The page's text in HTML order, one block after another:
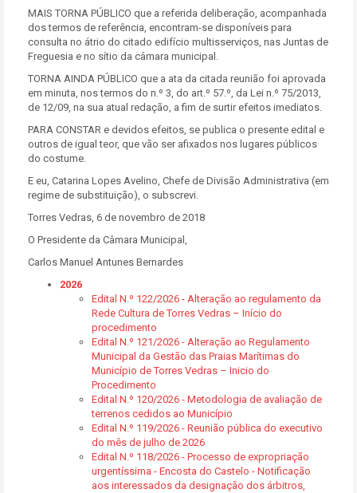
MAIS TORNA PÚBLICO que a referida deliberação, acompanhada
dos termos de referência, encontram-se disponíveis para
consulta no átrio do citado edifício multisserviços, nas Juntas de
Freguesia e no sítio da câmara municipal.
TORNA AINDA PÚBLICO que a ata da citada reunião foi aprovada
em minuta, nos termos do n.º 3, do art.º 57.º, da Lei n.º 75/2013,
de 12/09, na sua atual redação, a fim de surtir efeitos imediatos.
PARA CONSTAR e devidos efeitos, se publica o presente edital e
outros de igual teor, que vão ser afixados nos lugares públicos
do costume.
E eu, Catarina Lopes Avelino, Chefe de Divisão Administrativa (em
regime de substituição), o subscrevi.
Torres Vedras, 6 de novembro de 2018
O Presidente da Câmara Municipal,
Carlos Manuel Antunes Bernardes
2026
Edital N.º 122/2026 - Alteração ao regulamento da
Rede Cultura de Torres Vedras – Início do
procedimento
Edital N.º 121/2026 - Alteração ao Regulamento
Municipal da Gestão das Praias Marítimas do
Município de Torres Vedras – Inicio do
Procedimento
Edital N.º 120/2026 - Metodologia de avaliação de
terrenos cedidos ao Município
Edital N.º 119/2026 - Reunião pública do executivo
do mês de julho de 2026
Edital N.º 118/2026 - Processo de expropriação
urgentíssima - Encosta do Castelo - Notificação
aos interessados da designação dos árbitros,